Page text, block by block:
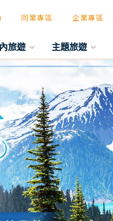
同業專區 企業專區
旅遊 主題旅遊